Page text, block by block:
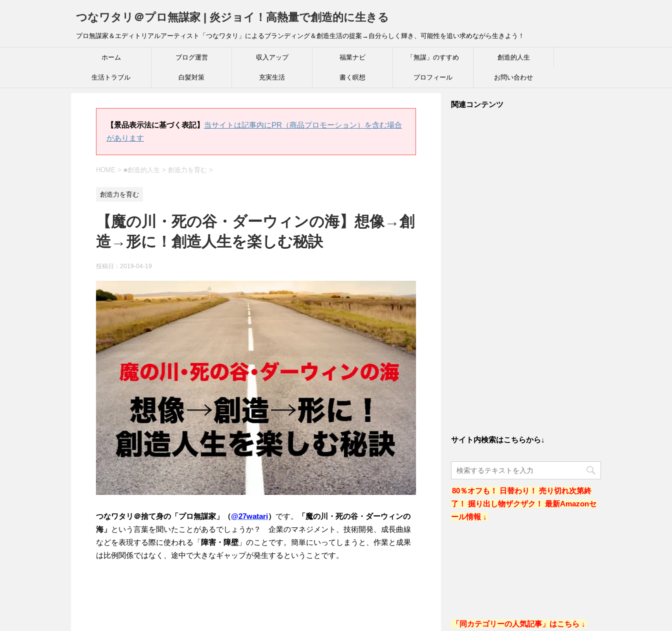
つなワタリ＠プロ無謀家 | 炎ジョイ！高熱量で創造的に生きる
プロ無謀家＆エディトリアルアーティスト「つなワタリ」によるブランディング＆創造生活の提案→自分らしく輝き、可能性を追い求めながら生きよう！
ホーム ブログ運営 収入アップ 福業ナビ 「無謀」のすすめ 創造的人生
生活トラブル 白髪対策 充実生活 書く瞑想 プロフィール お問い合わせ
【景品表示法に基づく表記】 当サイトは記事内にPR（商品プロモーション）を含む場合
があります
HOME > ■創造的人生 > 創造力を育む >
創造力を育む
【魔の川・死の谷・ダーウィンの海】想像→創
造→形に！創造人生を楽しむ秘訣
投稿日： 2019-04-19
つなワタリ＠捨て身の「プロ無謀家」（@27watari） です。
「魔の川・死の谷・ダーウィンの
海」 という言葉を聞いたことがあるでしょうか？ 企業のマネジメント、技術開発、成長曲線
などを表現する際に使われる「障害・障壁 」のことです。簡単にいってしまうと、作業と成果
は比例関係ではなく、途中で大きなギャップが発生するということです。
関連コンテンツ
サイト内検索はこちらから↓
80％オフも！ 日替わり！ 売り切れ次第終
了！ 掘り出し物ザクザク！ 最新Amazonセ
ール情報 ↓
「同カテゴリーの人気記事」はこちら ↓